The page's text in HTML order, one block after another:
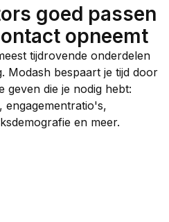
goed passen
opneemt
tijdrovende onderdelen
Modash bespaart je tijd door
geven die je nodig hebt:
en meer.